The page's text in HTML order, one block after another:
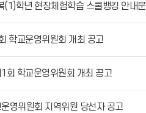
학년 현장체험학습 스쿨뱅킹 안내문
학교운영위원회 개최 공고
회 학교운영위원회 개최 공고
영위원회 지역위원 당선자 공고